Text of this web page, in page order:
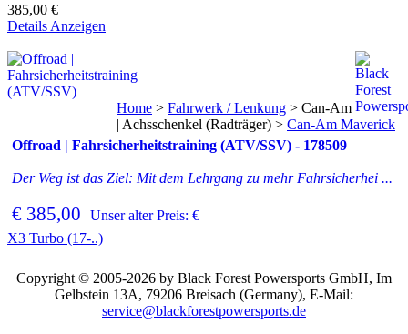
385,00 €
Details Anzeigen
Offroad | Fahrsicherheitstraining (ATV/SSV) - 178509
Der Weg ist das Ziel: Mit dem Lehrgang zu mehr Fahrsicherhei ...
€ 385,00 Unser alter Preis: €
Home > Fahrwerk / Lenkung > Can-Am
| Achsschenkel (Radträger) > Can-Am Maverick
X3 Turbo (17-..)
Copyright © 2005-2026 by Black Forest Powersports GmbH, Im
Gelbstein 13A, 79206 Breisach (Germany), E-Mail:
service@blackforestpowersports.de